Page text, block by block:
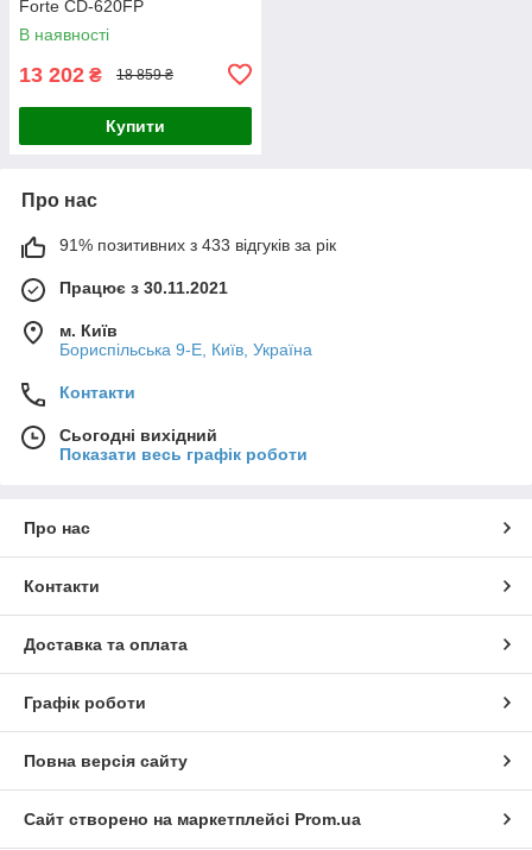
Forte CD-620FP
В наявності
13 202 ₴ 18 859 ₴
Купити
Про нас
91% позитивних з 433 відгуків за рік
Працює з 30.11.2021
м. Київ
Бориспільська 9-Е, Київ, Україна
Контакти
Сьогодні вихідний
Показати весь графік роботи
Про нас
Контакти
Доставка та оплата
Графік роботи
Повна версія сайту
Сайт створено на маркетплейсі Prom.ua